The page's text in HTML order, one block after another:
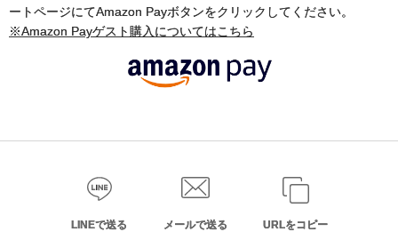
ートページにてAmazon Payボタンをクリックしてください。
※Amazon Payゲスト購入についてはこちら
LINEで送る メールで送る URLをコピー